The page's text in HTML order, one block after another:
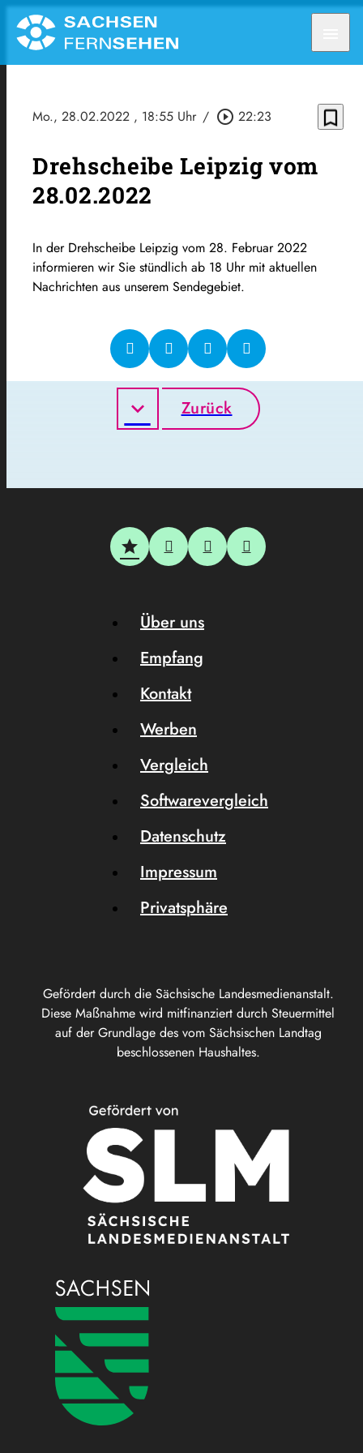
Mo., 28.02.2022 , 18:55 Uhr / play_circle_outline 22:23 bookmark_border
Drehscheibe Leipzig vom
28.02.2022
In der Drehscheibe Leipzig vom 28. Februar 2022
informieren wir Sie stündlich ab 18 Uhr mit aktuellen
Nachrichten aus unserem Sendegebiet.
Zurück
Gefördert durch die Sächsische Landesmedienanstalt.
Diese Maßnahme wird mitfinanziert durch Steuermittel
auf der Grundlage des vom Sächsischen Landtag
beschlossenen Haushaltes.
Über uns
Empfang
Kontakt
Werben
Vergleich
Softwarevergleich
Datenschutz
Impressum
Privatsphäre